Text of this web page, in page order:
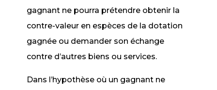
gagnant ne pourra prétendre obtenir la
contre-valeur en espèces de la dotation
gagnée ou demander son échange
contre d’autres biens ou services.
Dans l’hypothèse où un gagnant ne